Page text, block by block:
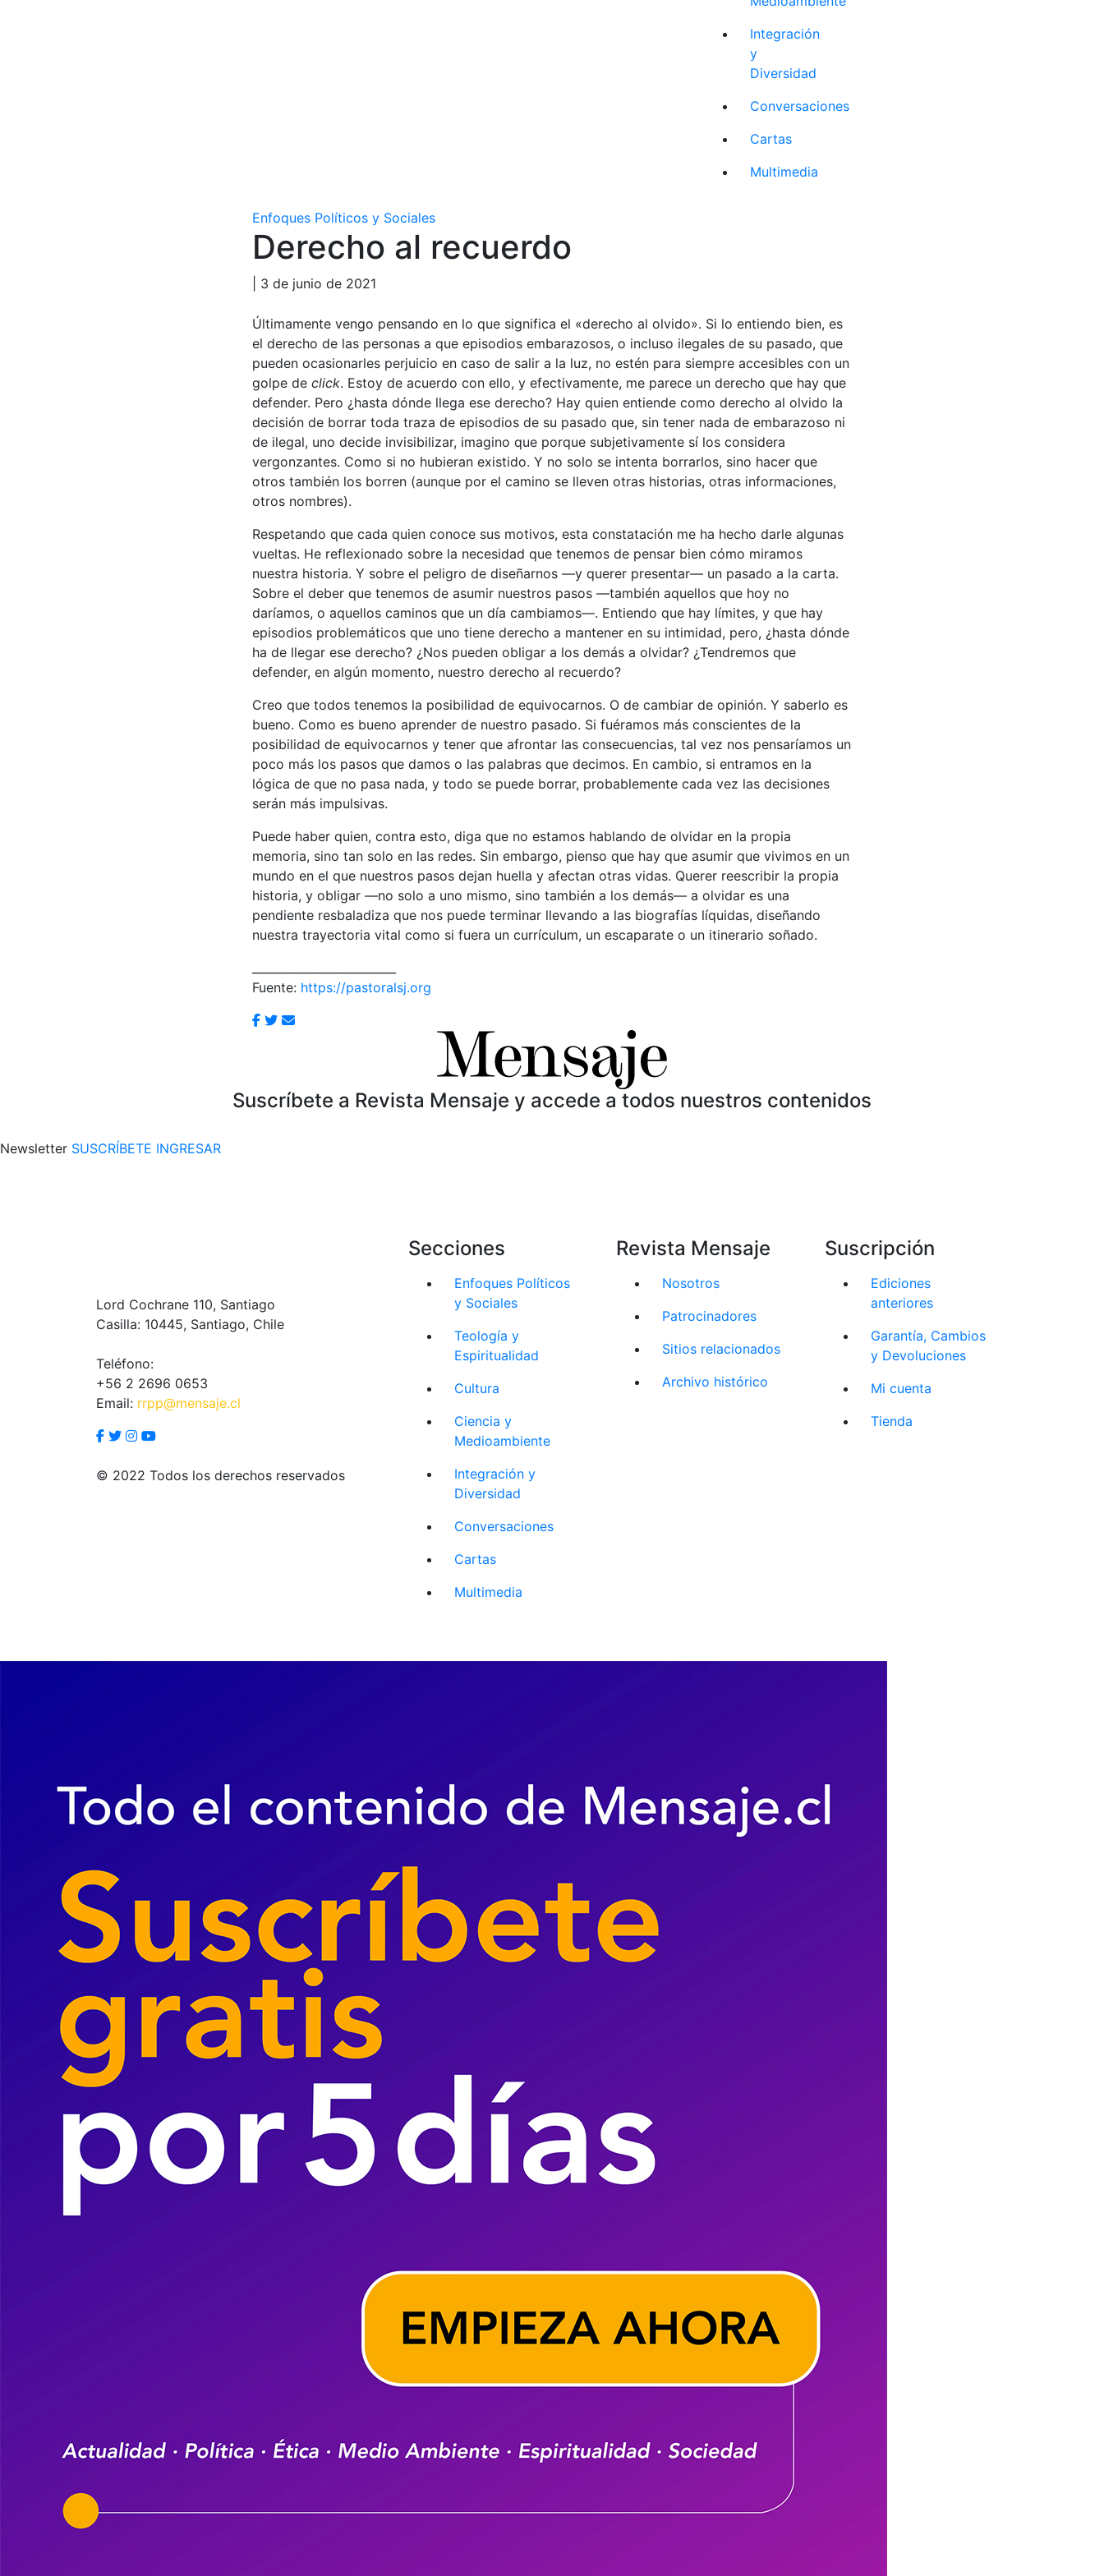
Integración
y
Diversidad
Conversaciones
Cartas
Multimedia
Enfoques Políticos y Sociales
Derecho al recuerdo
| 3 de junio de 2021
Últimamente vengo pensando en lo que significa el «derecho al olvido». Si lo entiendo bien, es
el derecho de las personas a que episodios embarazosos, o incluso ilegales de su pasado, que
pueden ocasionarles perjuicio en caso de salir a la luz, no estén para siempre accesibles con un
golpe de click. Estoy de acuerdo con ello, y efectivamente, me parece un derecho que hay que
defender. Pero ¿hasta dónde llega ese derecho? Hay quien entiende como derecho al olvido la
decisión de borrar toda traza de episodios de su pasado que, sin tener nada de embarazoso ni
de ilegal, uno decide invisibilizar, imagino que porque subjetivamente sí los considera
vergonzantes. Como si no hubieran existido. Y no solo se intenta borrarlos, sino hacer que
otros también los borren (aunque por el camino se lleven otras historias, otras informaciones,
otros nombres).
Respetando que cada quien conoce sus motivos, esta constatación me ha hecho darle algunas
vueltas. He reflexionado sobre la necesidad que tenemos de pensar bien cómo miramos
nuestra historia. Y sobre el peligro de diseñarnos —y querer presentar— un pasado a la carta.
Sobre el deber que tenemos de asumir nuestros pasos —también aquellos que hoy no
daríamos, o aquellos caminos que un día cambiamos—. Entiendo que hay límites, y que hay
episodios problemáticos que uno tiene derecho a mantener en su intimidad, pero, ¿hasta dónde
ha de llegar ese derecho? ¿Nos pueden obligar a los demás a olvidar? ¿Tendremos que
defender, en algún momento, nuestro derecho al recuerdo?
Creo que todos tenemos la posibilidad de equivocarnos. O de cambiar de opinión. Y saberlo es
bueno. Como es bueno aprender de nuestro pasado. Si fuéramos más conscientes de la
posibilidad de equivocarnos y tener que afrontar las consecuencias, tal vez nos pensaríamos un
poco más los pasos que damos o las palabras que decimos. En cambio, si entramos en la
lógica de que no pasa nada, y todo se puede borrar, probablemente cada vez las decisiones
serán más impulsivas.
Puede haber quien, contra esto, diga que no estamos hablando de olvidar en la propia
memoria, sino tan solo en las redes. Sin embargo, pienso que hay que asumir que vivimos en un
mundo en el que nuestros pasos dejan huella y afectan otras vidas. Querer reescribir la propia
historia, y obligar —no solo a uno mismo, sino también a los demás— a olvidar es una
pendiente resbaladiza que nos puede terminar llevando a las biografías líquidas, diseñando
nuestra trayectoria vital como si fuera un currículum, un escaparate o un itinerario soñado.
Fuente: https://pastoralsj.org
Suscríbete a Revista Mensaje y accede a todos nuestros contenidos
Newsletter SUSCRÍBETE INGRESAR
Lord Cochrane 110, Santiago
Casilla: 10445, Santiago, Chile
Teléfono:
+56 2 2696 0653
Email: rrpp@mensaje.cl
© 2022 Todos los derechos reservados
Secciones
Enfoques Políticos
y Sociales
Teología y
Espiritualidad
Cultura
Ciencia y
Medioambiente
Integración y
Diversidad
Conversaciones
Cartas
Multimedia
Revista Mensaje
Nosotros
Patrocinadores
Sitios relacionados
Archivo histórico
Suscripción
Ediciones
anteriores
Garantía, Cambios
y Devoluciones
Mi cuenta
Tienda